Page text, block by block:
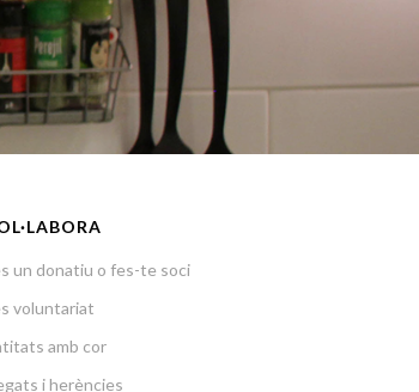
un donatiu o fes-te soci
voluntariat
amb cor
i herències